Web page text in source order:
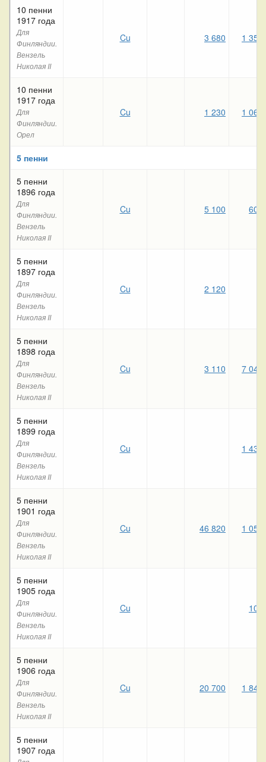
10 пенни
1917 года
Для
Финляндии.
Вензель
Николая II
Cu 3 680 1 350
10 пенни
1917 года
Для
Финляндии.
Орел
Cu 1 230 1 060
5 пенни
5 пенни
1896 года
Для
Финляндии.
Вензель
Николая II
Cu 5 100 600
5 пенни
1897 года
Для
Финляндии.
Вензель
Николая II
Cu 2 120
5 пенни
1898 года
Для
Финляндии.
Вензель
Николая II
Cu 3 110 7 040
5 пенни
1899 года
Для
Финляндии.
Вензель
Николая II
Cu 1 430
5 пенни
1901 года
Для
Финляндии.
Вензель
Николая II
Cu 46 820 1 050
5 пенни
1905 года
Для
Финляндии.
Вензель
Николая II
Cu 100
5 пенни
1906 года
Для
Финляндии.
Вензель
Николая II
Cu 20 700 1 840
5 пенни
1907 года